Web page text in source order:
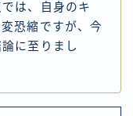
は、自身のキ
恐縮ですが、今
に至りまし